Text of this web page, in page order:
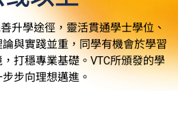
升學途徑，靈活貫通學士學位、
與實踐並重，同學有機會於學習
打穩專業基礎。VTC所頒發的學
步向理想邁進。